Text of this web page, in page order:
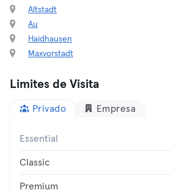
Altstadt
Au
Haidhausen
Maxvorstadt
Limites de Visita
Privado Empresa
Essential
Classic
Premium